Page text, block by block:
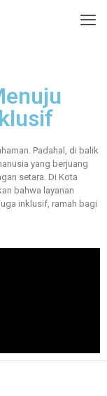
Padahal, di balik
yang berjuang
setara. Di Kota
bahwa layanan
inklusif, ramah bagi